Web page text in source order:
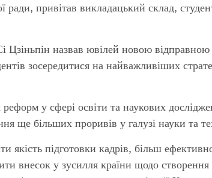
привітав викладацький склад,
Цзіньпін назвав ювілей новою
зосередитися на найважливіших
у сфері освіти та наукових
ще більших проривів у галузі науки та
якість підготовки кадрів, більш
внесок у зусилля країни щодо створення